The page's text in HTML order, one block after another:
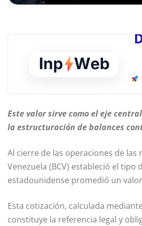
Este valor sirve como el eje
la estructuración de balances
Al cierre de las operaciones de las
Venezuela (BCV) estableció el
estadounidense promedió un
Esta cotización, calculada
constituye la referencia legal y